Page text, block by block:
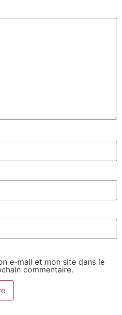
e-mail et mon site dans le
commentaire.